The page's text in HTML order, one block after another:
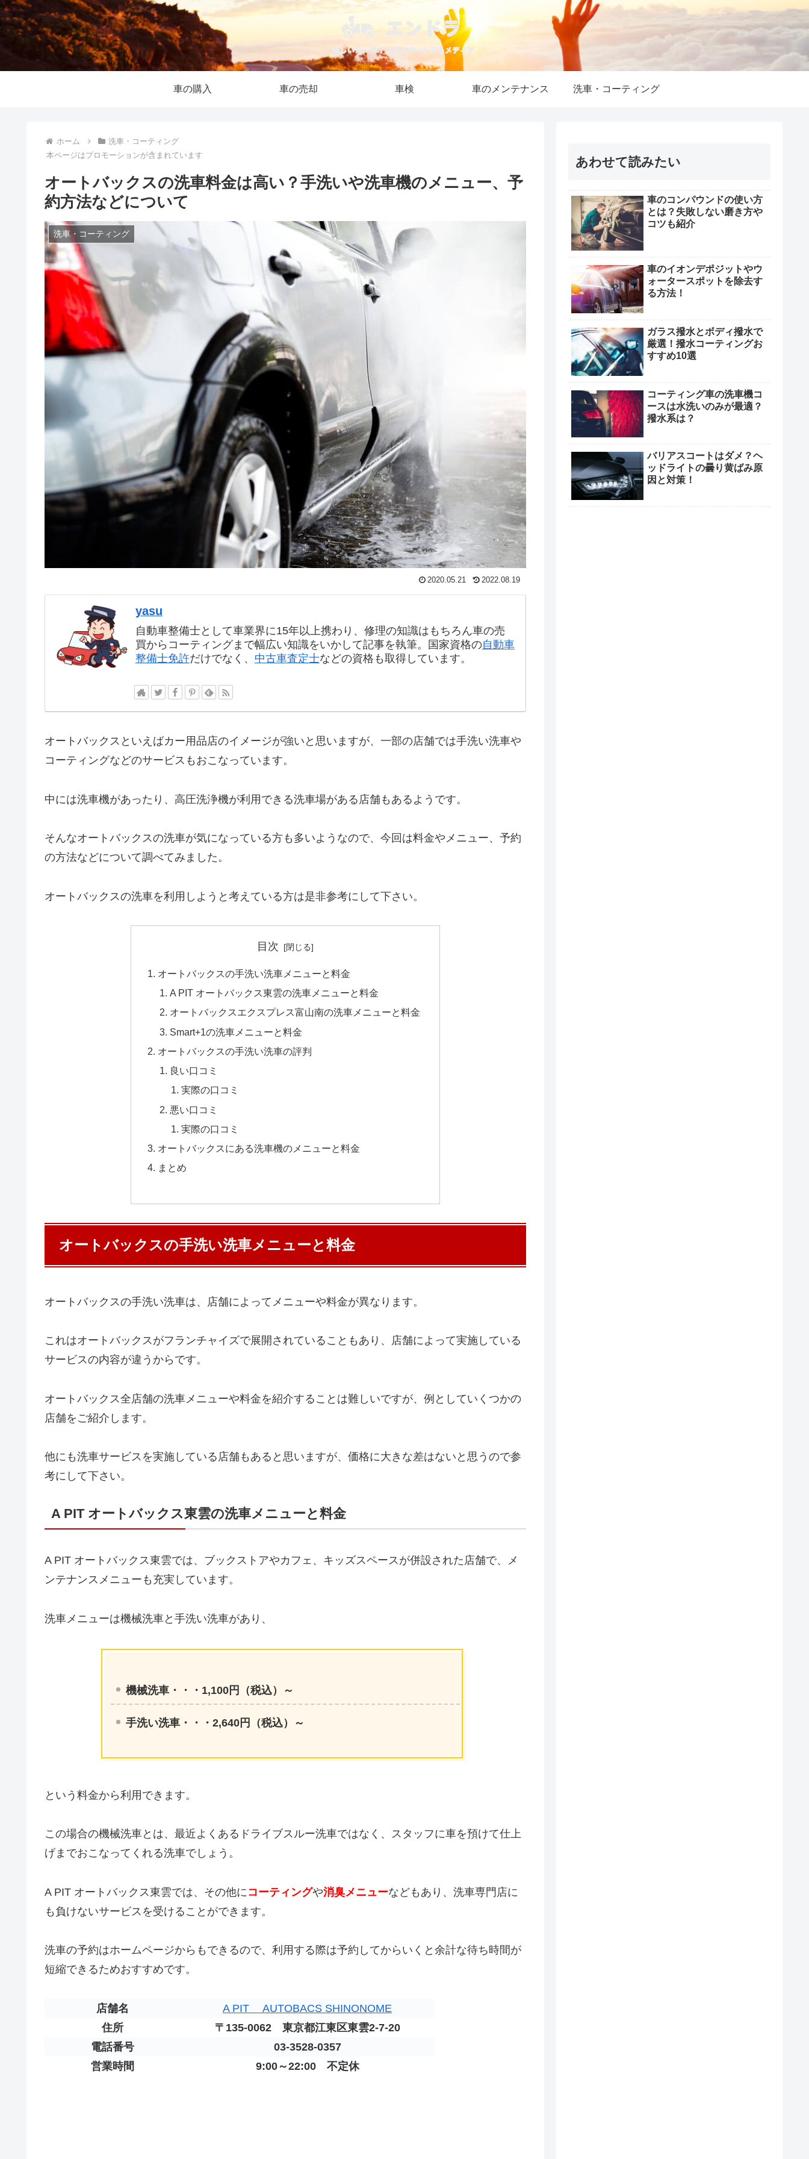
車の購入 車の売却 車検 車のメンテナンス 洗車・コーティング
ホーム
洗車・コーティング
本ページはプロモーションが含まれています
オートバックスの洗車料金は高い？手洗いや洗車機のメニュー、予
約方法などについて
洗車・コーティング
2020.05.21 2022.08.19
yasu
自動車整備士として車業界に15年以上携わり、修理の知識はもちろん車の売
買からコーティングまで幅広い知識をいかして記事を執筆。国家資格の自動車
整備士免許だけでなく、 中古車査定士などの資格も取得しています。
オートバックスといえばカー用品店のイメージが強いと思いますが、一部の店舗では手洗い洗車や
コーティングなどのサービスもおこなっています。
中には洗車機があったり、高圧洗浄機が利用できる洗車場がある店舗もあるようです。
そんなオートバックスの洗車が気になっている方も多いようなので、今回は料金やメニュー、予約
の方法などについて調べてみました。
オートバックスの洗車を利用しようと考えている方は是非参考にして下さい。
目次
オートバックスの手洗い洗車メニューと料金
A PIT オートバックス東雲の洗車メニューと料金
オートバックスエクスプレス富山南の洗車メニューと料金
Smart+1の洗車メニューと料金
オートバックスの手洗い洗車の評判
良い口コミ
実際の口コミ
悪い口コミ
実際の口コミ
オートバックスにある洗車機のメニューと料金
まとめ
オートバックスの手洗い洗車メニューと料金
オートバックスの手洗い洗車は、店舗によってメニューや料金が異なります。
これはオートバックスがフランチャイズで展開されていることもあり、店舗によって実施している
サービスの内容が違うからです。
オートバックス全店舗の洗車メニューや料金を紹介することは難しいですが、例としていくつかの
店舗をご紹介します。
他にも洗車サービスを実施している店舗もあると思いますが、価格に大きな差はないと思うので参
考にして下さい。
A PIT オートバックス東雲の洗車メニューと料金
A PIT オートバックス東雲では、ブックストアやカフェ、キッズスペースが併設された店舗で、メ
ンテナンスメニューも充実しています。
洗車メニューは機械洗車と手洗い洗車があり、
機械洗車・・・1,100円（税込）～
手洗い洗車・・・2,640円（税込）～
という料金から利用できます。
この場合の機械洗車とは、最近よくあるドライブスルー洗車ではなく、スタッフに車を預けて仕上
げまでおこなってくれる洗車でしょう。
A PIT オートバックス東雲では、その他に コーティングや消臭メニューなどもあり、 洗車専門店に
も負けないサービス を受けることができます。
洗車の予約はホームページからもできるので、利用する際は予約してからいくと余計な待ち時間が
短縮できるためおすすめです。
店舗名
A PIT AUTOBACS SHINONOME
住所
〒135-0062 東京都江東区東雲2-7-20
電話番号
03-3528-0357
営業時間
9:00～22:00 不定休
あわせて読みたい
車のコンパウンドの使い方
とは？失敗しない磨き方や
コツも紹介
車のイオンデポジットやウ
ォータースポットを除去す
る方法！
ガラス撥水とボディ撥水で
厳選！撥水コーティングお
すすめ10選
コーティング車の洗車機コ
ースは水洗いのみが最適？
撥水系は？
バリアスコートはダメ？ヘ
ッドライトの曇り黄ばみ原
因と対策！